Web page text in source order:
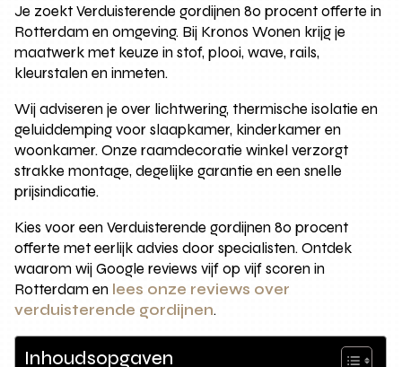
Je zoekt Verduisterende gordijnen 80 procent offerte in
Rotterdam en omgeving. Bij Kronos Wonen krijg je
maatwerk met keuze in stof, plooi, wave, rails,
kleurstalen en inmeten.
Wij adviseren je over lichtwering, thermische isolatie en
geluiddemping voor slaapkamer, kinderkamer en
woonkamer. Onze raamdecoratie winkel verzorgt
strakke montage, degelijke garantie en een snelle
prijsindicatie.
Kies voor een Verduisterende gordijnen 80 procent
offerte met eerlijk advies door specialisten. Ontdek
waarom wij Google reviews vijf op vijf scoren in
Rotterdam en lees onze reviews over
verduisterende gordijnen.
Inhoudsopgaven